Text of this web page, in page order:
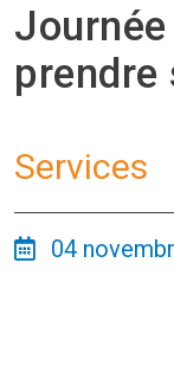
prendre
Services
04